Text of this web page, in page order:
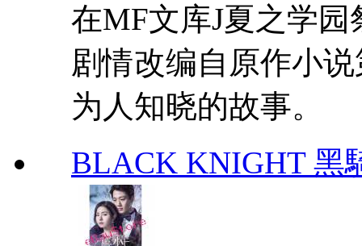
在MF文库J夏之学
剧情改编自原作小
为人知晓的故事。
BLACK KNIGHT 黑